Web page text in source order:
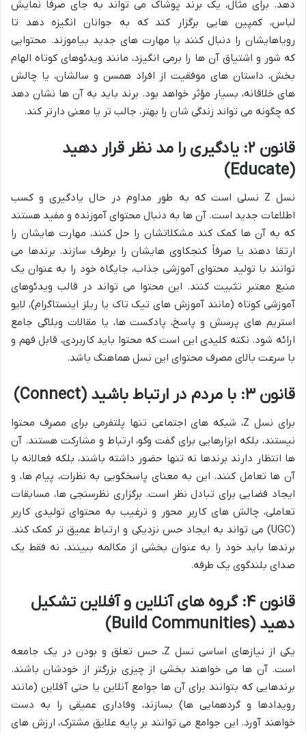
دهد. برای مثال، یک برند پوشاک می تواند به جای صرفاً نمایش
لباس، کمپین هایی برگزار کند که به جوانان انگیزه دهد تا
رویاهایشان را دنبال کنند یا مهارت های جدید بیاموزند. محتوایی
که شور و اشتیاق آن ها را برمی انگیزد، مانند ویدئوهای کوتاه الهام
بخش، داستان های موفقیت از افراد همسن و سالشان، یا چالش
های خلاقانه، بسیار مؤثر خواهد بود. برند باید به آن ها نشان دهد
که چگونه می تواند زندگی شان را بهتر، جالب تر یا معنی دارتر کند.
قانون ۲: یادگیری را مد نظر قرار دهید
(Educate)
نسل Z نسلی است که به طور مداوم در حال یادگیری و کسب
اطلاعات جدید است. آن ها به دنبال محتوای آموزنده و مفید هستند
که به آن ها کمک کند مشکلاتشان را حل کنند، مهارت هایشان را
ارتقا دهند یا صرفاً کنجکاوی هایشان را برطرف سازند. برندها می
توانند با تولید محتوای آموزشی جذاب، جایگاه خود را به عنوان یک
منبع معتبر تثبیت کنند. این محتوا می تواند در قالب ویدئوهای
آموزشی کوتاه (مانند آموزش های تیک تاک یا ریلز اینستاگرام)، لایو
استریم های پرسش و پاسخ، پادکست ها، یا مقالات وبلاگی جامع
ارائه شود. نکته کلیدی این است که محتوا باید کاربردی، قابل فهم و
با سرعت بالای مصرف محتوای این نسل هماهنگ باشد.
قانون ۳: با مردم در ارتباط باشید (Connect)
برای نسل Z، شبکه های اجتماعی تنها پلتفرمی برای مصرف محتوا
نیستند، بلکه ابزارهایی برای گفت وگو، ارتباط و مشارکت هستند. آن
ها انتظار دارند برندها نه تنها حضور داشته باشند، بلکه فعالانه با
آن ها تعامل کنند. این به معنای پاسخگویی به نظرات، پیام ها، و
ایجاد فضایی برای تبادل نظر است. برگزاری نظرسنجی ها، مسابقات
تعاملی، چالش های کاربر محور و ترغیب به محتوای تولیدی کاربر
(UGC) می تواند به ایجاد حس نزدیکی و ارتباط عمیق تر کمک کند.
برندها باید خود را به عنوان بخشی از مکالمه ببینند، نه فقط یک
صدای بلندگوی یک طرفه.
قانون ۴: گروه های آنلاین و آفلاین تشکیل
دهید (Build Communities)
یکی از نیازهای اساسی نسل Z، حس تعلق و بودن در یک جامعه
است. آن ها می خواهند بخشی از چیزی بزرگتر از خودشان باشند.
برندهایی که بتوانند برای آن ها جوامع آنلاین یا حتی آفلاین (مانند
رویدادها و گردهمایی ها) بسازند، وفاداری عمیقی را به دست
خواهند آورد. این جوامع می توانند بر پایه علایق مشترک، ارزش های